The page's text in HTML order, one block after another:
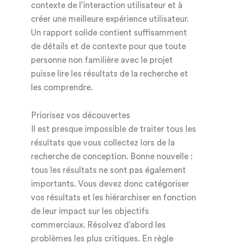
contexte de l’interaction utilisateur et à
créer une meilleure expérience utilisateur.
Un rapport solide contient suffisamment
de détails et de contexte pour que toute
personne non familière avec le projet
puisse lire les résultats de la recherche et
les comprendre.
Priorisez vos découvertes
Il est presque impossible de traiter tous les
résultats que vous collectez lors de la
recherche de conception. Bonne nouvelle :
tous les résultats ne sont pas également
importants. Vous devez donc catégoriser
vos résultats et les hiérarchiser en fonction
de leur impact sur les objectifs
commerciaux. Résolvez d’abord les
problèmes les plus critiques. En règle